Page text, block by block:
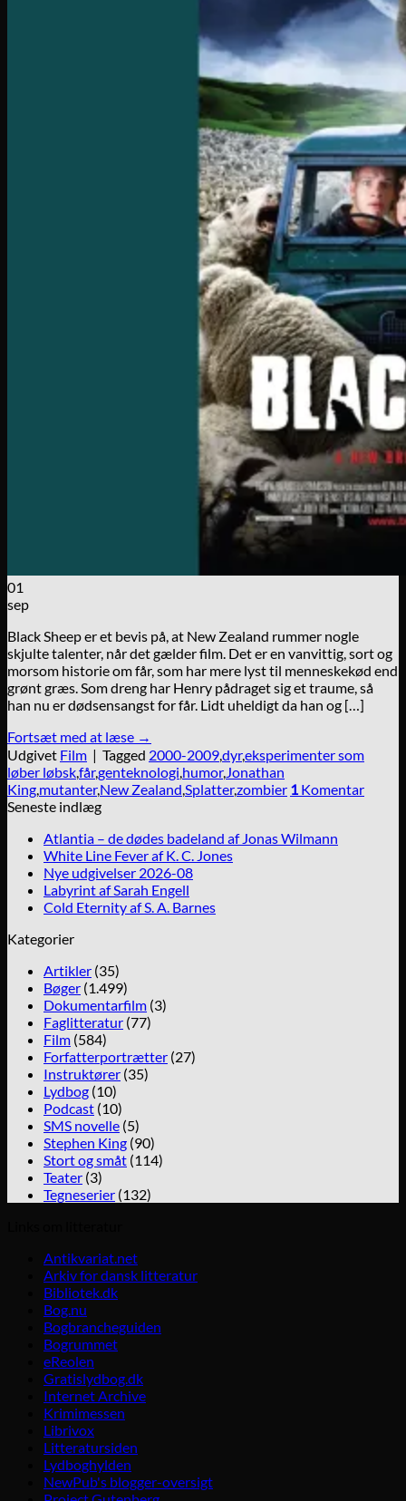
01
sep
Black Sheep er et bevis på, at New Zealand rummer nogle
skjulte talenter, når det gælder film. Det er en vanvittig, sort og
morsom historie om får, som har mere lyst til menneskekød end
grønt græs. Som dreng har Henry pådraget sig et traume, så
han nu er dødsensangst for får. Lidt uheldigt da han og […]
Fortsæt med at læse →
Udgivet Film | Tagged 2000-2009,dyr,eksperimenter som
løber løbsk,får,genteknologi,humor,Jonathan
King,mutanter,New Zealand,Splatter,zombier 1 Komentar
Seneste indlæg
Atlantia – de dødes badeland af Jonas Wilmann
White Line Fever af K. C. Jones
Nye udgivelser 2026-08
Labyrint af Sarah Engell
Cold Eternity af S. A. Barnes
Kategorier
Artikler (35)
Bøger (1.499)
Dokumentarfilm (3)
Faglitteratur (77)
Film (584)
Forfatterportrætter (27)
Instruktører (35)
Lydbog (10)
Podcast (10)
SMS novelle (5)
Stephen King (90)
Stort og småt (114)
Teater (3)
Tegneserier (132)
Antikvariat.net
Arkiv for dansk litteratur
Bibliotek.dk
Bog.nu
Bogbrancheguiden
Bogrummet
eReolen
Gratislydbog.dk
Internet Archive
Krimimessen
Librivox
Litteratursiden
Lydboghylden
NewPub's blogger-oversigt